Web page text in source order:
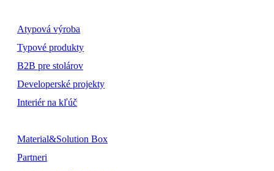
Atypová výroba
Typové produkty
B2B pre stolárov
Developerské projekty
Interiér na kľúč
Material&Solution Box
Partneri